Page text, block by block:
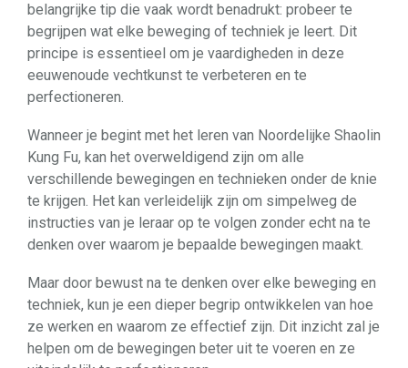
belangrijke tip die vaak wordt benadrukt: probeer te
begrijpen wat elke beweging of techniek je leert. Dit
principe is essentieel om je vaardigheden in deze
eeuwenoude vechtkunst te verbeteren en te
perfectioneren.
Wanneer je begint met het leren van Noordelijke Shaolin
Kung Fu, kan het overweldigend zijn om alle
verschillende bewegingen en technieken onder de knie
te krijgen. Het kan verleidelijk zijn om simpelweg de
instructies van je leraar op te volgen zonder echt na te
denken over waarom je bepaalde bewegingen maakt.
Maar door bewust na te denken over elke beweging en
techniek, kun je een dieper begrip ontwikkelen van hoe
ze werken en waarom ze effectief zijn. Dit inzicht zal je
helpen om de bewegingen beter uit te voeren en ze